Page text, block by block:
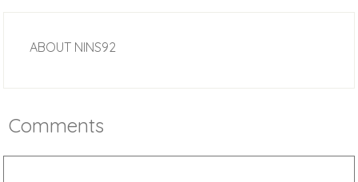
ABOUT NINS92
Comments